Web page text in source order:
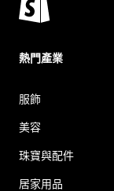
熱門產業
服飾
美容
珠寶與配件
居家用品